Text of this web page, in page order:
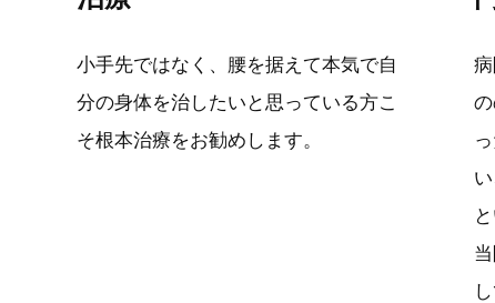
小手先ではなく、腰を据えて本気で自
分の身体を治したいと思っている方こ
そ根本治療をお勧めします。